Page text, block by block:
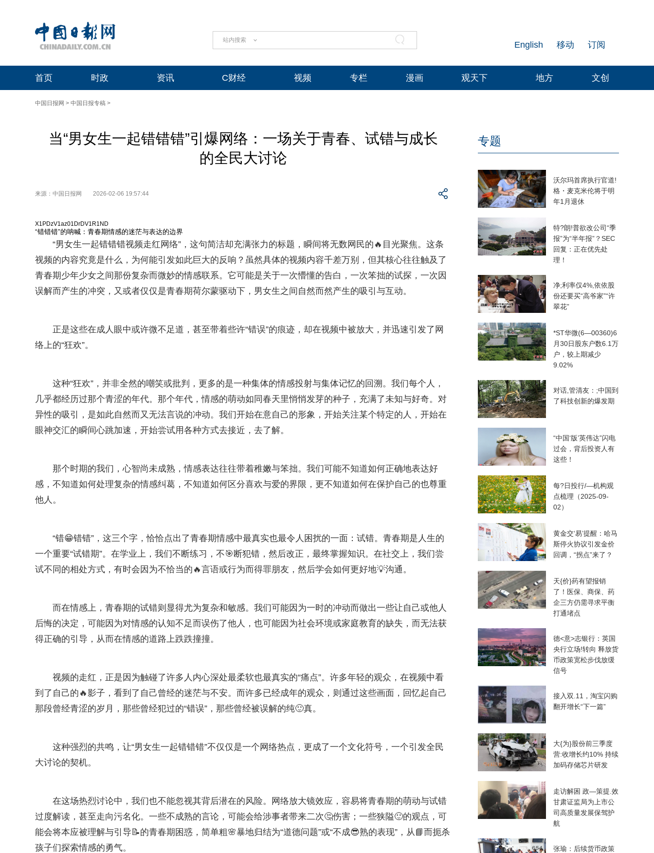
站内搜索 订阅
移动
English
首页 时政 资讯 C财经 视频 专栏 漫画 观天下 地方 文创
中国日报网 > 中国日报专稿 >
当“男女生一起错错错”引爆网络：一场关于青春、试错与成长
的全民大讨论
来源：中国日报网 2026-02-06 19:57:44
X1PDzV1az01DrDV1R1ND
“错错错”的呐喊：青春期情感的迷茫与表达的边界
“男女生一起错错错视频走红网络”，这句简洁却充满张力的标题，瞬间将无数网民的🔥目光聚焦。这条
视频的内容究竟是什么，为何能引发如此巨大的反响？虽然具体的视频内容千差万别，但其核心往往触及了
青春期少年少女之间那份复杂而微妙的情感联系。它可能是关于一次懵懂的告白，一次笨拙的试探，一次因
误解而产生的冲突，又或者仅仅是青春期荷尔蒙驱动下，男女生之间自然而然产生的吸引与互动。
正是这些在成人眼中或许微不足道，甚至带着些许“错误”的痕迹，却在视频中被放大，并迅速引发了网
络上的“狂欢”。
这种“狂欢”，并非全然的嘲笑或批判，更多的是一种集体的情感投射与集体记忆的回溯。我们每个人，
几乎都经历过那个青涩的年代。那个年代，情感的萌动如同春天里悄悄发芽的种子，充满了未知与好奇。对
异性的吸引，是如此自然而又无法言说的冲动。我们开始在意自己的形象，开始关注某个特定的人，开始在
眼神交汇的瞬间心跳加速，开始尝试用各种方式去接近，去了解。
那个时期的我们，心智尚未成熟，情感表达往往带着稚嫩与笨拙。我们可能不知道如何正确地表达好
感，不知道如何处理复杂的情感纠葛，不知道如何区分喜欢与爱的界限，更不知道如何在保护自己的也尊重
他人。
“错😁错错”，这三个字，恰恰点出了青春期情感中最真实也最令人困扰的一面：试错。青春期是人生的
一个重要“试错期”。在学业上，我们不断练习，不🎯断犯错，然后改正，最终掌握知识。在社交上，我们尝
试不同的相处方式，有时会因为不恰当的🔥言语或行为而得罪朋友，然后学会如何更好地💡沟通。
而在情感上，青春期的试错则显得尤为复杂和敏感。我们可能因为一时的冲动而做出一些让自己或他人
后悔的决定，可能因为对情感的认知不足而误伤了他人，也可能因为社会环境或家庭教育的缺失，而无法获
得正确的引导，从而在情感的道路上跌跌撞撞。
视频的走红，正是因为触碰了许多人内心深处最柔软也最真实的“痛点”。许多年轻的观众，在视频中看
到了自己的🔥影子，看到了自己曾经的迷茫与不安。而许多已经成年的观众，则通过这些画面，回忆起自己
那段曾经青涩的岁月，那些曾经犯过的“错误”，那些曾经被误解的纯🙂真。
这种强烈的共鸣，让“男女生一起错错错”不仅仅是一个网络热点，更成了一个文化符号，一个引发全民
大讨论的契机。
在这场热烈讨论中，我们也不能忽视其背后潜在的风险。网络放大镜效应，容易将青春期的萌动与试错
过度解读，甚至走向污名化。一些不成熟的言论，可能会给涉事者带来二次🤔伤害；一些狭隘🙂的观点，可
能会将本应被理解与引导📝的青春期困惑，简单粗🌸暴地归结为“道德问题”或“不成😎熟的表现”，从📘而扼杀
孩子们探索情感的勇气。
专题
沃尔玛首席执行官道!
格・麦克米伦将于明
年1月退休
特?朗!普欲改公司“季
报”为“半年报”？SEC
回复：正在优先处
理！
净;利率仅4%,依依股
份还要买“高爷家”“许
翠花”
*ST华微(6—00360)6
月30日股东户数6.1万
户，较上期减少
9.02%
对话,管清友：;中国到
了科技创新的爆发期
“中国‘版’英伟达”闪电
过会，背后投资人有
这些！
每?日投行/—机构观
点梳理（2025-09-
02）
黄金交‘易’提醒：哈马
斯停火协议引发金价
回调，“拐点”来了？
天{价}药有望报销
了！医保、商保、药
企三方仍需寻求平衡
打通堵点
德<意>志银行：英国
央行立场!转向 释放货
币政策宽松步伐放缓
信号
接入双.11，淘宝闪购
翻开增长“下一篇”
大{为}股份前三季度
营:收增长约10% 持续
加码存储芯片研发
走访解困 政—策提.效
甘肃证监局为上市公
司高质量发展保驾护
航
张瑜：后续货币政策